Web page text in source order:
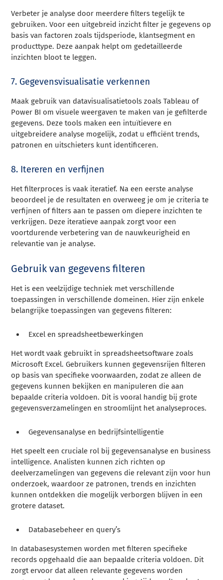
Verbeter je analyse door meerdere filters tegelijk te
gebruiken. Voor een uitgebreid inzicht filter je gegevens op
basis van factoren zoals tijdsperiode, klantsegment en
producttype. Deze aanpak helpt om gedetailleerde
inzichten bloot te leggen.
7. Gegevensvisualisatie verkennen
Maak gebruik van datavisualisatietools zoals Tableau of
Power BI om visuele weergaven te maken van je gefilterde
gegevens. Deze tools maken een intuïtievere en
uitgebreidere analyse mogelijk, zodat u efficiënt trends,
patronen en uitschieters kunt identificeren.
8. Itereren en verfijnen
Het filterproces is vaak iteratief. Na een eerste analyse
beoordeel je de resultaten en overweeg je om je criteria te
verfijnen of filters aan te passen om diepere inzichten te
verkrijgen. Deze iteratieve aanpak zorgt voor een
voortdurende verbetering van de nauwkeurigheid en
relevantie van je analyse.
Gebruik van gegevens filteren
Het is een veelzijdige techniek met verschillende
toepassingen in verschillende domeinen. Hier zijn enkele
belangrijke toepassingen van gegevens filteren:
Excel en spreadsheetbewerkingen
Het wordt vaak gebruikt in spreadsheetsoftware zoals
Microsoft Excel. Gebruikers kunnen gegevensrijen filteren
op basis van specifieke voorwaarden, zodat ze alleen de
gegevens kunnen bekijken en manipuleren die aan
bepaalde criteria voldoen. Dit is vooral handig bij grote
gegevensverzamelingen en stroomlijnt het analyseproces.
Gegevensanalyse en bedrijfsintelligentie
Het speelt een cruciale rol bij gegevensanalyse en business
intelligence. Analisten kunnen zich richten op
deelverzamelingen van gegevens die relevant zijn voor hun
onderzoek, waardoor ze patronen, trends en inzichten
kunnen ontdekken die mogelijk verborgen blijven in een
grotere dataset.
Databasebeheer en query’s
In databasesystemen worden met filteren specifieke
records opgehaald die aan bepaalde criteria voldoen. Dit
zorgt ervoor dat alleen relevante gegevens worden